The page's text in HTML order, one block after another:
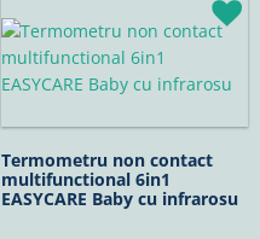
Termometru non contact
multifunctional 6in1
EASYCARE Baby cu infrarosu